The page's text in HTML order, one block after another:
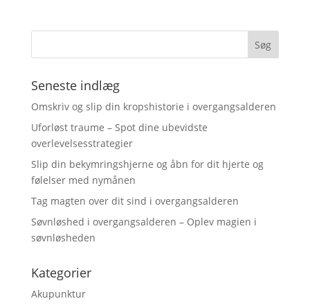
Seneste indlæg
Omskriv og slip din kropshistorie i overgangsalderen
Uforløst traume – Spot dine ubevidste
overlevelsesstrategier
Slip din bekymringshjerne og åbn for dit hjerte og
følelser med nymånen
Tag magten over dit sind i overgangsalderen
Søvnløshed i overgangsalderen – Oplev magien i
søvnløsheden
Kategorier
Akupunktur